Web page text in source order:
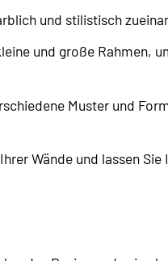
und stilistisch
und große Rahmen,
Muster und
Wände und lassen